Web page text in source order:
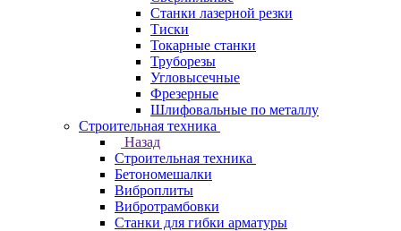
Станки лазерной резки
Тиски
Токарные станки
Труборезы
Угловысечные
Фрезерные
Шлифовальные по металлу
Строительная техника
Назад
Строительная техника
Бетономешалки
Виброплиты
Вибротрамбовки
Станки для гибки арматуры